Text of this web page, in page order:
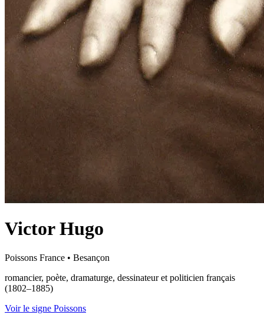
Victor Hugo
Poissons France • Besançon
romancier, poète, dramaturge, dessinateur et politicien français
(1802–1885)
Voir le signe Poissons